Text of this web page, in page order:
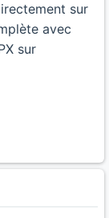
sur
avec
sur